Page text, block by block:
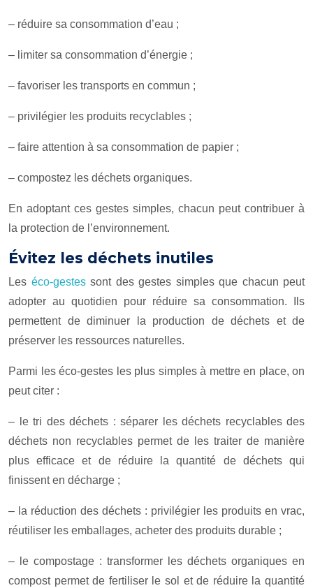
– réduire sa consommation d’eau ;
– limiter sa consommation d’énergie ;
– favoriser les transports en commun ;
– privilégier les produits recyclables ;
– faire attention à sa consommation de papier ;
– compostez les déchets organiques.
En adoptant ces gestes simples, chacun peut contribuer à
la protection de l’environnement.
Évitez les déchets inutiles
Les éco-gestes sont des gestes simples que chacun peut
adopter au quotidien pour réduire sa consommation. Ils
permettent de diminuer la production de déchets et de
préserver les ressources naturelles.
Parmi les éco-gestes les plus simples à mettre en place, on
peut citer :
– le tri des déchets : séparer les déchets recyclables des
déchets non recyclables permet de les traiter de manière
plus efficace et de réduire la quantité de déchets qui
finissent en décharge ;
– la réduction des déchets : privilégier les produits en vrac,
réutiliser les emballages, acheter des produits durable ;
– le compostage : transformer les déchets organiques en
compost permet de fertiliser le sol et de réduire la quantité